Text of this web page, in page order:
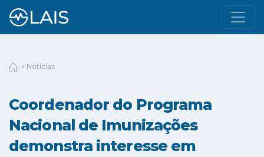
Notícias
Coordenador do Programa
Nacional de Imunizações
demonstra interesse em